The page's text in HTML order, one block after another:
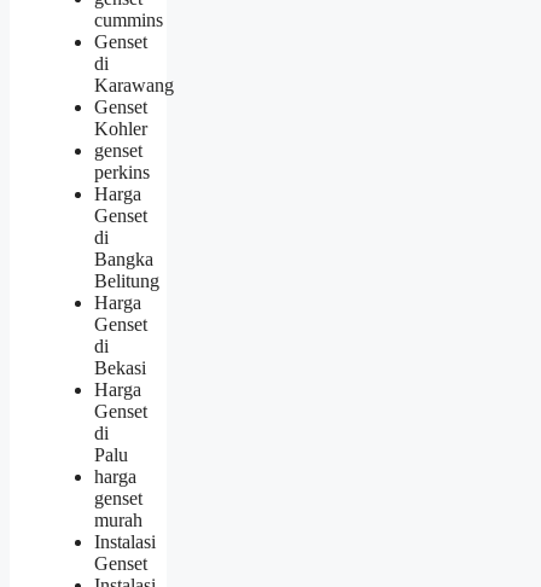
cummins
Genset
di
Karawang
Genset
Kohler
genset
perkins
Harga
Genset
di
Bangka
Belitung
Harga
Genset
di
Bekasi
Harga
Genset
di
Palu
harga
genset
murah
Instalasi
Genset